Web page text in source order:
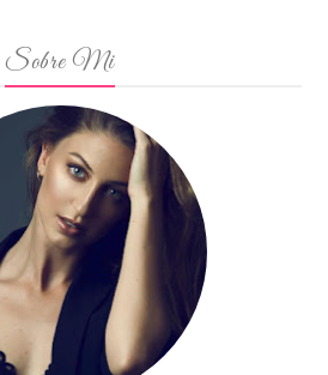
Sobre Mi